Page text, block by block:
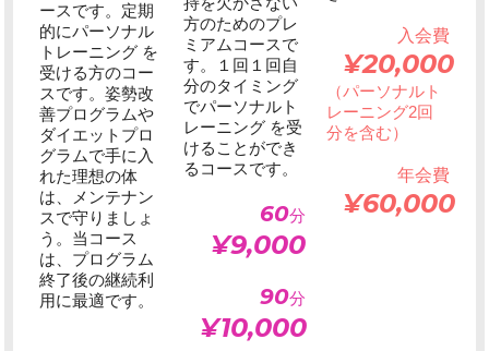
ースです。定期
的にパーソナル
トレーニング を
受ける方のコー
スです。姿勢改
善プログラムや
ダイエットプロ
グラムで手に入
れた理想の体
は、メンテナン
スで守りましょ
う。当コース
は、プログラム
終了後の継続利
用に最適です。
方のためのプレ
ミアムコースで
す。１回１回自
分のタイミング
でパーソナルト
レーニング を受
けることができ
るコースです。
60分
¥9,000
90分
¥10,000
入会費
¥20,000
（パーソナルト
レーニング2回
分を含む）
年会費
¥60,000